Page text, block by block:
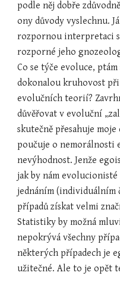
podle něj dobře
ony důvody vyslechnu.
rozpornou interpretaci
rozporné jeho
Co se týče evoluce,
dokonalou kruhovost
evolučních teorií?
důvěřovat v evoluční
skutečně přesahuje
poučuje o nemorálnosti
nevýhodnost. Jenže
jak by nám
jednáním (individuálním
případů získat velmi
Statistiky by možná
nepokrývá všechny
některých případech je
užitečné. Ale to je opět